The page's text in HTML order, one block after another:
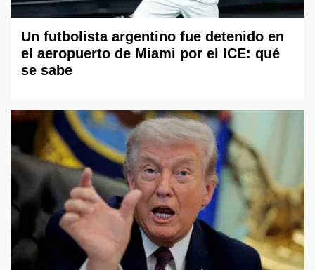
Un futbolista argentino fue detenido en
el aeropuerto de Miami por el ICE: qué
se sabe